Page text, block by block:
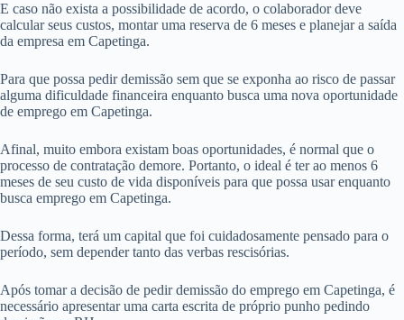
E caso não exista a possibilidade de acordo, o colaborador deve
calcular seus custos, montar uma reserva de 6 meses e planejar a saída
da empresa em Capetinga.
Para que possa pedir demissão sem que se exponha ao risco de passar
alguma dificuldade financeira enquanto busca uma nova oportunidade
de emprego em Capetinga.
Afinal, muito embora existam boas oportunidades, é normal que o
processo de contratação demore. Portanto, o ideal é ter ao menos 6
meses de seu custo de vida disponíveis para que possa usar enquanto
busca emprego em Capetinga.
Dessa forma, terá um capital que foi cuidadosamente pensado para o
período, sem depender tanto das verbas rescisórias.
Após tomar a decisão de pedir demissão do emprego em Capetinga, é
necessário apresentar uma carta escrita de próprio punho pedindo